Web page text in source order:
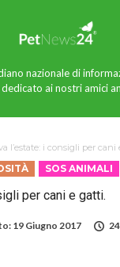
nazionale di
ai nostri amici
l’estate: i consigli per cani
SOS ANIMALI
per cani e gatti.
19 Giugno 2017